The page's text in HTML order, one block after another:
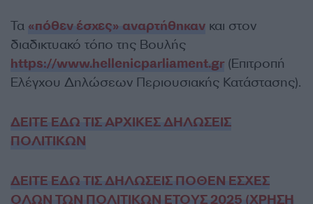
Τα «πόθεν έσχες» αναρτήθηκαν και στον
διαδικτυακό τόπο της Βουλής
https://www.hellenicparliament.gr (Επιτροπή
Ελέγχου Δηλώσεων Περιουσιακής Κατάστασης).
ΔΕΙΤΕ ΕΔΩ ΤΙΣ ΑΡΧΙΚΕΣ ΔΗΛΩΣΕΙΣ
ΠΟΛΙΤΙΚΩΝ
ΔΕΙΤΕ ΕΔΩ ΤΙΣ ΔΗΛΩΣΕΙΣ ΠΟΘΕΝ ΕΣΧΕΣ
ΟΛΩΝ ΤΩΝ ΠΟΛΙΤΙΚΩΝ ΕΤΟΥΣ 2025 (ΧΡΗΣΗ